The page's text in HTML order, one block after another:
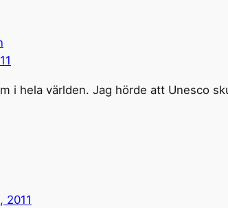
i hela världen. Jag hörde att Unesco
2011